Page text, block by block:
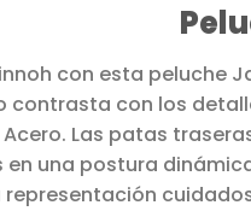
con esta peluche
contrasta con los
Acero. Las patas
una postura
representación